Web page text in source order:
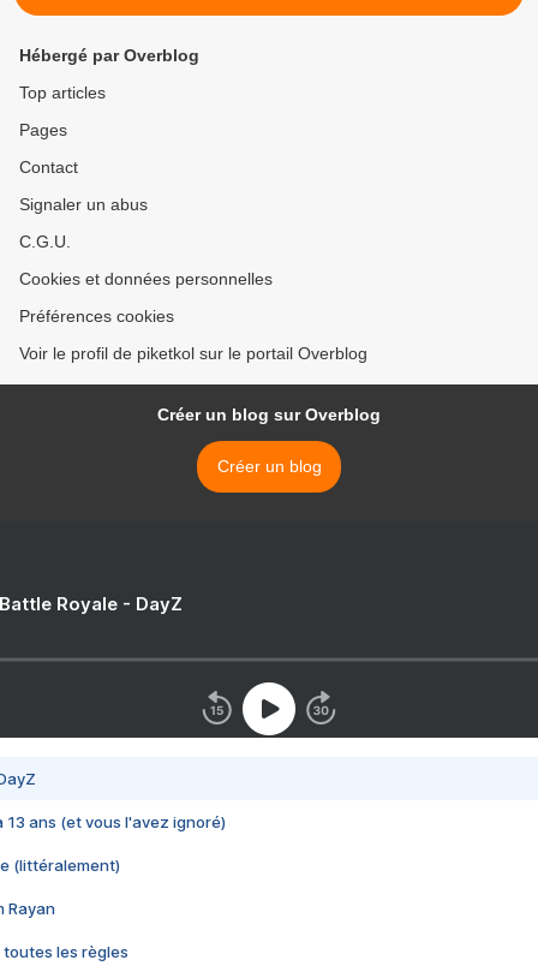
Hébergé par Overblog
Top articles
Pages
Contact
Signaler un abus
C.G.U.
Cookies et données personnelles
Préférences cookies
Voir le profil de piketkol sur le portail Overblog
Créer un blog sur Overblog
Créer un blog
Royale - DayZ
13 ans (et vous l'avez ignoré)
(littéralement)
Rayan
toutes les règles